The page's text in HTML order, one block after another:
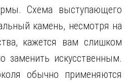
Схема выступающего
камень, несмотря на
кажется вам слишком
заменить искусственным.
обычно применяются